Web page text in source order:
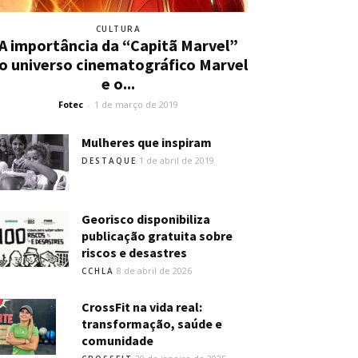
CULTURA
importância da “Capitã Marvel”
universo cinematográfico Marvel
e o...
Fotec - 1 de março de 2019
Mulheres que inspiram
DESTAQUE 1 de abril de 2019
Georisco disponibiliza
publicação gratuita sobre
riscos e desastres
CCHLA 8 de abril de 2026
CrossFit na vida real:
transformação, saúde e
comunidade